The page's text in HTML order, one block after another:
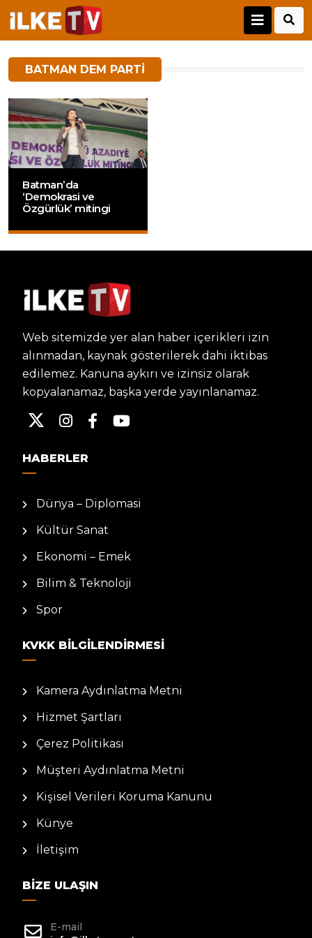
BATMAN DEM PARTI
Batman’da
‘Demokrasi ve
Özgürlük’ mitingi
Web sitemizde yer alan haber içerikleri izin
alınmadan, kaynak gösterilerek dahi iktibas
edilemez. Kanuna aykırı ve izinsiz olarak
kopyalanamaz, başka yerde yayınlanamaz.
HABERLER
Dünya – Diplomasi
Kültür Sanat
Ekonomi – Emek
Bilim & Teknoloji
Spor
KVKK BILGILENDIRMESI
Kamera Aydınlatma Metni
Hizmet Şartları
Çerez Politikası
Müşteri Aydınlatma Metni
Kişisel Verileri Koruma Kanunu
Künye
İletişim
BIZE ULAŞIN
E-mail